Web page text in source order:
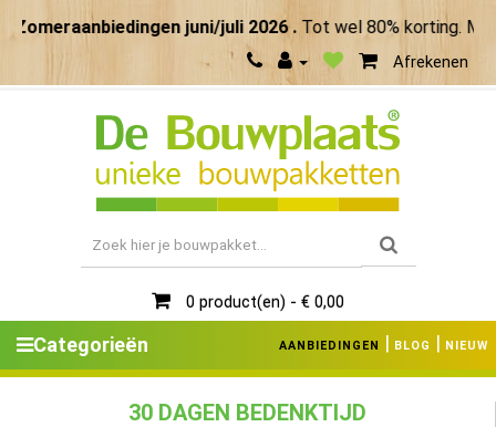
juni/juli 2026 .Tot wel 80% korting. Maak
Afrekenen
0 product(en) - € 0,00
Categorieën AANBIEDINGEN | BLOG | NIEUW
30 DAGEN BEDENKTIJD